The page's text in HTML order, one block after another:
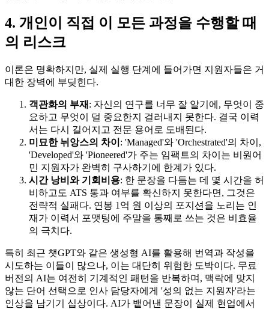
4. 개인이 직접 이 모든 과정을 수행할 때
의 리스크
이론은 명확하지만, 실제 실행 단계에 들어가면 지원자들은 거
대한 장벽에 부딪힌다.
객관화의 부재 : 자신의 연구를 너무 잘 알기에, 무엇이 중
요하고 무엇이 덜 중요한지 걸러내지 못한다. 결국 이력
서는 다시 길어지고 전문 용어로 도배된다.
미묘한 뉘앙스의 차이 : 'Managed'와 'Orchestrated'의 차이,
'Developed'와 'Pioneered'가 주는 임팩트의 차이는 비원어
민 지원자가 완벽히 구사하기에 한계가 있다.
시간 낭비와 기회비용: 한 문장을 다듬는 데 몇 시간을 허
비하고도 ATS 통과 여부를 확신하지 못한다면, 그것은
전략적 실패다. 연봉 1억 원 이상의 포지션을 노리는 인
재가 이력서 포맷팅에 주말을 통째로 쓰는 것은 비효율
의 극치다.
특히 최근 챗GPT와 같은 생성형 AI를 활용해 번역과 작성을
시도하는 이들이 많으나, 이는 대단히 위험한 도박이다. 무료
버전의 AI는 여전히 기계적인 패턴을 반복하며, 맥락에 맞지
않는 단어 선택으로 인사 담당자에게 '성의 없는 지원자'라는
인상을 남기기 십상이다. AI가 뱉어낸 문장이 실제 현업에서